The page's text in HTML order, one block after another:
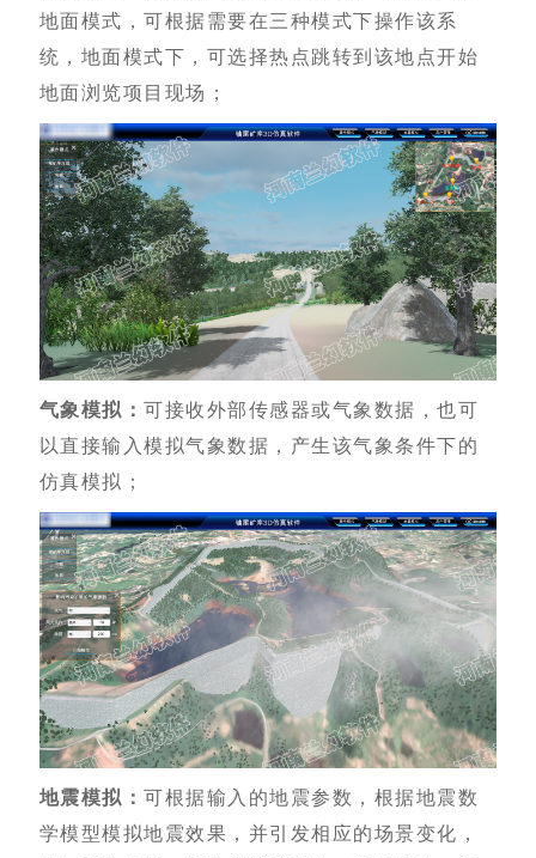
地面模式，可根据需要在三种模式下操作该系
统，地面模式下，可选择热点跳转到该地点开始
地面浏览项目现场；
气象模拟：可接收外部传感器或气象数据，也可
以直接输入模拟气象数据，产生该气象条件下的
仿真模拟；
地震模拟：可根据输入的地震参数，根据地震数
学模型模拟地震效果，并引发相应的场景变化，